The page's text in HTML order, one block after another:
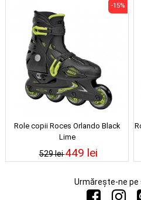
Role copii Roces Orlando Black
Lime
529 lei
-15%
449 lei
Urmărește-ne pe